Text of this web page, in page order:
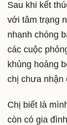
Sau khi kết
với tâm trạng
nhanh chóng
các cuộc
khủng hoảng
chị chưa nhận
Chị biết là
còn có gia